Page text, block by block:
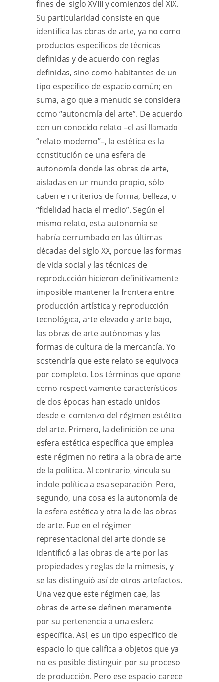
fines del siglo XVIII y comienzos del XIX.
Su particularidad consiste en que
identifica las obras de arte, ya no como
productos específicos de técnicas
definidas y de acuerdo con reglas
definidas, sino como habitantes de un
tipo específico de espacio común; en
suma, algo que a menudo se considera
como “autonomía del arte”. De acuerdo
con un conocido relato –el así llamado
“relato moderno”–, la estética es la
constitución de una esfera de
autonomía donde las obras de arte,
aisladas en un mundo propio, sólo
caben en criterios de forma, belleza, o
“fidelidad hacia el medio”. Según el
mismo relato, esta autonomía se
habría derrumbado en las últimas
décadas del siglo XX, porque las formas
de vida social y las técnicas de
reproducción hicieron definitivamente
imposible mantener la frontera entre
producción artística y reproducción
tecnológica, arte elevado y arte bajo,
las obras de arte autónomas y las
formas de cultura de la mercancía. Yo
sostendría que este relato se equivoca
por completo. Los términos que opone
como respectivamente característicos
de dos épocas han estado unidos
desde el comienzo del régimen estético
del arte. Primero, la definición de una
esfera estética específica que emplea
este régimen no retira a la obra de arte
de la política. Al contrario, vincula su
índole política a esa separación. Pero,
segundo, una cosa es la autonomía de
la esfera estética y otra la de las obras
de arte. Fue en el régimen
representacional del arte donde se
identificó a las obras de arte por las
propiedades y reglas de la mímesis, y
se las distinguió así de otros artefactos.
Una vez que este régimen cae, las
obras de arte se definen meramente
por su pertenencia a una esfera
específica. Así, es un tipo específico de
espacio lo que califica a objetos que ya
no es posible distinguir por su proceso
de producción. Pero ese espacio carece